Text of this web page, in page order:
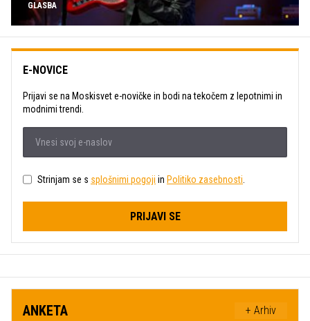
GLASBA
E-NOVICE
Prijavi se na Moskisvet e-novičke in bodi na tekočem z lepotnimi in
modnimi trendi.
Strinjam se s splošnimi pogoji in Politiko zasebnosti
PRIJAVI SE
ANKETA + Arhiv